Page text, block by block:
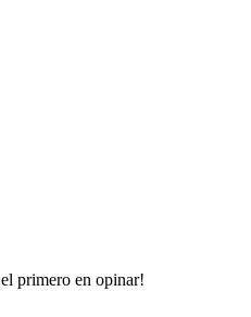
primero en opinar!